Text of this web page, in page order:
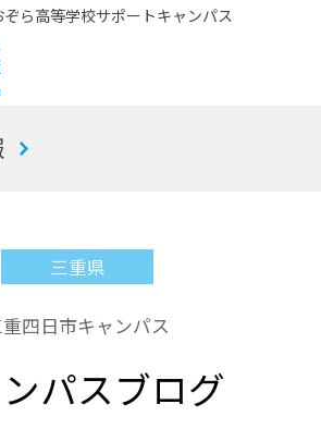
ら高等学校サポートキャンパス
お
三重県
四日市キャンパス
パスブログ